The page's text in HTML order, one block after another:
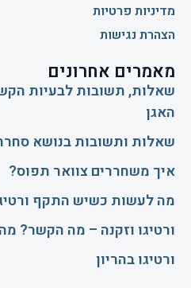
מדיניות פרטיות
הצהרת נגישות
מאמרים אחרונים
שאלות, תשובות לבעיות
האגן
שאלות ותשובות בנושא
איך משחררים צוואר תפוס?
​מה לעשות כשיש התקף
ורטיגו וזקנה – מה הקשר?
ורטיגו בהריון